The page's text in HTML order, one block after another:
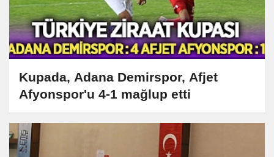
Kupada, Adana Demirspor, Afjet
Afyonspor'u 4-1 mağlup etti